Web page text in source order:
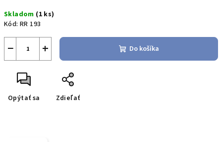
cena:
Skladom (1 ks)
Kód: RR 193
+
− Do košíka
Opýtať sa Zdieľať